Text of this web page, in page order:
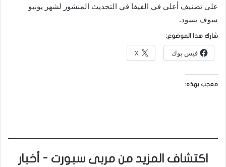
على تصنيف أعلى في الفيفا في التحديث المنشور لشهر يونيو
سوف يسود.
شارك هذا الموضوع:
فيس بوك X
معجب بهذه:
اكتشاف المزيد من مربى سبورت - أخبار